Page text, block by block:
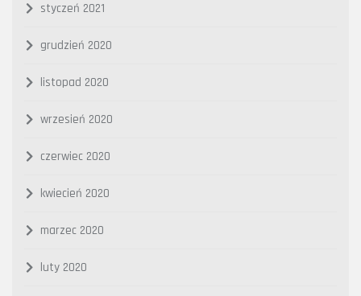
styczeń 2021
grudzień 2020
listopad 2020
wrzesień 2020
czerwiec 2020
kwiecień 2020
marzec 2020
luty 2020